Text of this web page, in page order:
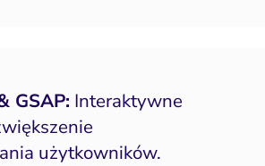
GSAP: Interaktywne
użytkowników.